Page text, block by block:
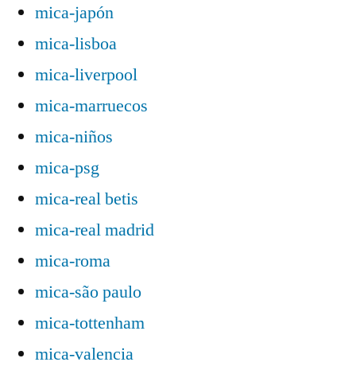
mica-japón
mica-lisboa
mica-liverpool
mica-marruecos
mica-niños
mica-psg
mica-real betis
mica-real madrid
mica-roma
mica-são paulo
mica-tottenham
mica-valencia